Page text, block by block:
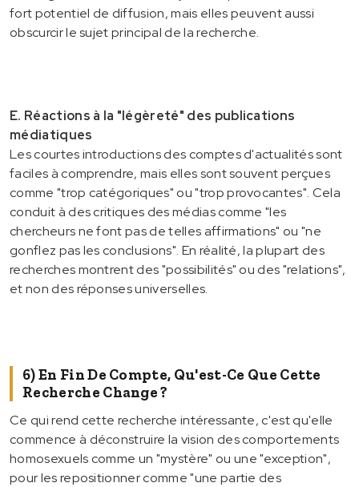
fort potentiel de diffusion, mais elles peuvent aussi
obscurcir le sujet principal de la recherche.
E. Réactions à la "légèreté" des publications
médiatiques
Les courtes introductions des comptes d'actualités sont
faciles à comprendre, mais elles sont souvent perçues
comme "trop catégoriques" ou "trop provocantes". Cela
conduit à des critiques des médias comme "les
chercheurs ne font pas de telles affirmations" ou "ne
gonflez pas les conclusions". En réalité, la plupart des
recherches montrent des "possibilités" ou des "relations",
et non des réponses universelles.
6) En Fin De Compte, Qu'est-Ce Que Cette
Recherche Change ?
Ce qui rend cette recherche intéressante, c'est qu'elle
commence à déconstruire la vision des comportements
homosexuels comme un "mystère" ou une "exception",
pour les repositionner comme "une partie des